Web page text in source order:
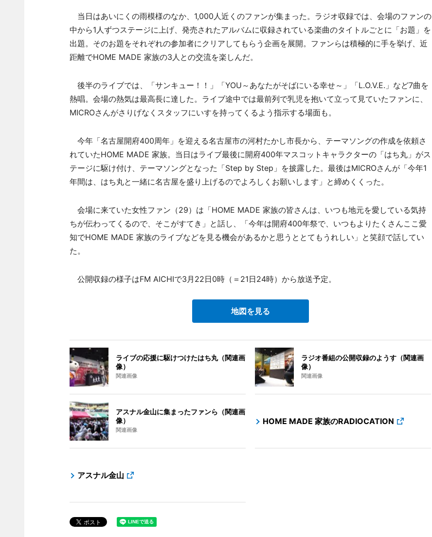
当日はあいにくの雨模様のなか、1,000人近くのファンが集まった。ラジオ収録では、会場のファンの
中から1人ずつステージに上げ、発売されたアルバムに収録されている楽曲のタイトルごとに「お題」を
出題。そのお題をそれぞれの参加者にクリアしてもらう企画を展開。ファンらは積極的に手を挙げ、近
距離でHOME MADE 家族の3人との交流を楽しんだ。
後半のライブでは、「サンキュー！！」「YOU～あなたがそばにいる幸せ～」「L.O.V.E.」など7曲を
熱唱。会場の熱気は最高長に達した。ライブ途中では最前列で乳児を抱いて立って見ていたファンに、
MICROさんがさりげなくスタッフにいすを持ってくるよう指示する場面も。
今年「名古屋開府400周年」を迎える名古屋市の河村たかし市長から、テーマソングの作成を依頼さ
れていたHOME MADE 家族。当日はライブ最後に開府400年マスコットキャラクターの「はち丸」がス
テージに駆け付け、テーマソングとなった「Step by Step」を披露した。最後はMICROさんが「今年1
年間は、はち丸と一緒に名古屋を盛り上げるのでよろしくお願いします」と締めくくった。
会場に来ていた女性ファン（29）は「HOME MADE 家族の皆さんは、いつも地元を愛している気持
ちが伝わってくるので、そこがすてき」と話し、「今年は開府400年祭で、いつもよりたくさんここ愛
知でHOME MADE 家族のライブなどを見る機会があるかと思うととてもうれしい」と笑顔で話してい
た。
公開収録の様子はFM AICHIで3月22日0時（＝21日24時）から放送予定。
地図を見る
ライブの応援に駆けつけたはち丸（関連画
像）
関連画像
ラジオ番組の公開収録のようす（関連画
像）
関連画像
アスナル金山に集まったファンら（関連画
像）
関連画像
HOME MADE 家族のRADIOCATION
アスナル金山